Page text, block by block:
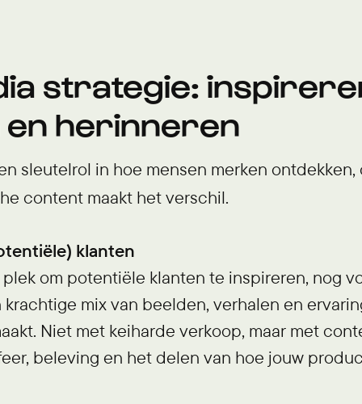
strategie:
herinneren
sleutelrol in hoe mensen merken
content maakt het verschil.
klanten
om potentiële klanten te inspireren, nog
krachtige mix van beelden, verhalen en
Niet met keiharde verkoop, maar met
beleving en het delen van hoe jouw